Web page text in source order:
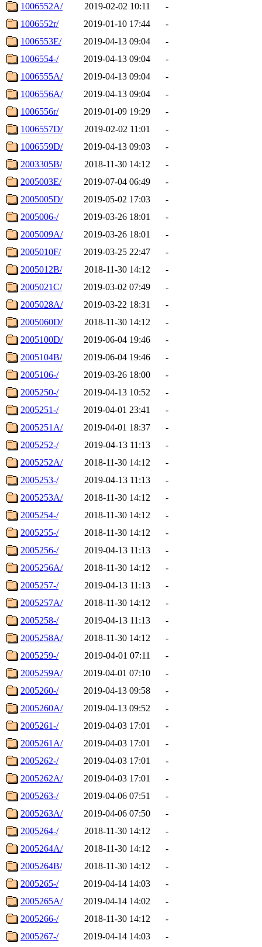
1006552A/
2019-02-02 10:11
-
1006552r/
2019-01-10 17:44
-
1006553E/
2019-04-13 09:04
-
1006554-/
2019-04-13 09:04
-
1006555A/
2019-04-13 09:04
-
1006556A/
2019-04-13 09:04
-
1006556r/
2019-01-09 19:29
-
1006557D/
2019-02-02 11:01
-
1006559D/
2019-04-13 09:03
-
2003305B/
2018-11-30 14:12
-
2005003E/
2019-07-04 06:49
-
2005005D/
2019-05-02 17:03
-
2005006-/
2019-03-26 18:01
-
2005009A/
2019-03-26 18:01
-
2005010F/
2019-03-25 22:47
-
2005012B/
2018-11-30 14:12
-
2005021C/
2019-03-02 07:49
-
2005028A/
2019-03-22 18:31
-
2005060D/
2018-11-30 14:12
-
2005100D/
2019-06-04 19:46
-
2005104B/
2019-06-04 19:46
-
2005106-/
2019-03-26 18:00
-
2005250-/
2019-04-13 10:52
-
2005251-/
2019-04-01 23:41
-
2005251A/
2019-04-01 18:37
-
2005252-/
2019-04-13 11:13
-
2005252A/
2018-11-30 14:12
-
2005253-/
2019-04-13 11:13
-
2005253A/
2018-11-30 14:12
-
2005254-/
2018-11-30 14:12
-
2005255-/
2018-11-30 14:12
-
2005256-/
2019-04-13 11:13
-
2005256A/
2018-11-30 14:12
-
2005257-/
2019-04-13 11:13
-
2005257A/
2018-11-30 14:12
-
2005258-/
2019-04-13 11:13
-
2005258A/
2018-11-30 14:12
-
2005259-/
2019-04-01 07:11
-
2005259A/
2019-04-01 07:10
-
2005260-/
2019-04-13 09:58
-
2005260A/
2019-04-13 09:52
-
2005261-/
2019-04-03 17:01
-
2005261A/
2019-04-03 17:01
-
2005262-/
2019-04-03 17:01
-
2005262A/
2019-04-03 17:01
-
2005263-/
2019-04-06 07:51
-
2005263A/
2019-04-06 07:50
-
2005264-/
2018-11-30 14:12
-
2005264A/
2018-11-30 14:12
-
2005264B/
2018-11-30 14:12
-
2005265-/
2019-04-14 14:03
-
2005265A/
2019-04-14 14:02
-
2005266-/
2018-11-30 14:12
-
2005267-/
2019-04-14 14:03 -